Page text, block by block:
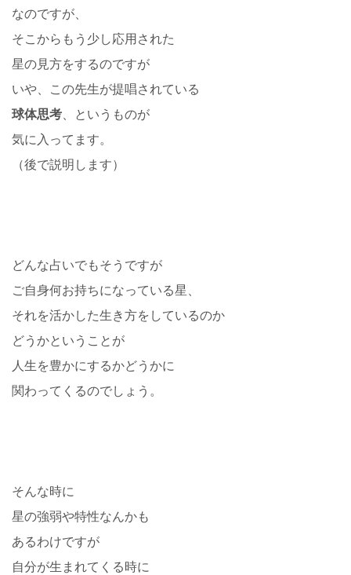
なのですが、
そこからもう少し応用された
星の見方をするのですが
いや、この先生が提唱されている
球体思考 、というものが
気に入ってます。
（後で説明します）
どんな占いでもそうですが
ご自身何お持ちになっている星、
それを活かした生き方をしているのか
どうかということが
人生を豊かにするかどうかに
関わってくるのでしょう。
そんな時に
星の強弱や特性なんかも
あるわけですが
自分が生まれてくる時に